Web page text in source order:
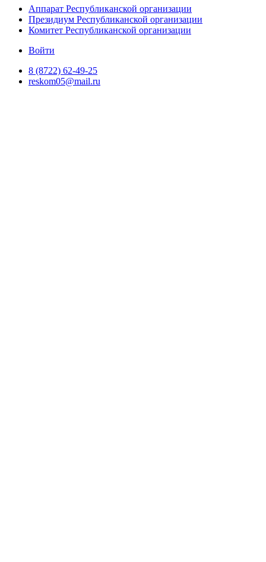
Аппарат Республиканской организации
Президиум Республиканской организации
Комитет Республиканской организации
Войти
8 (8722) 62-49-25
reskom05@mail.ru